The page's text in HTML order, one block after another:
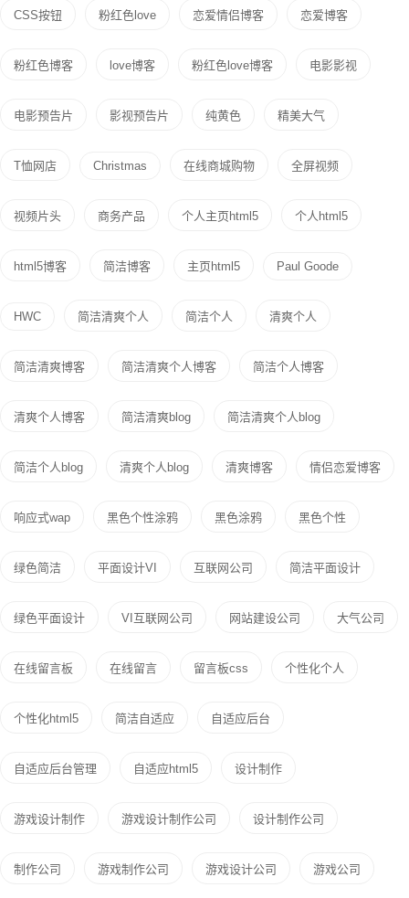
CSS按钮 粉红色love 恋爱情侣博客 恋爱博客
粉红色博客 love博客 粉红色love博客 电影影视
电影预告片 影视预告片 纯黄色 精美大气
T恤网店 Christmas 在线商城购物 全屏视频
视频片头 商务产品 个人主页html5 个人html5
html5博客 简洁博客 主页html5 Paul Goode
HWC 简洁清爽个人 简洁个人 清爽个人
简洁清爽博客 简洁清爽个人博客 简洁个人博客
清爽个人博客 简洁清爽blog 简洁清爽个人blog
简洁个人blog 清爽个人blog 清爽博客 情侣恋爱博客
响应式wap 黑色个性涂鸦 黑色涂鸦 黑色个性
绿色简洁 平面设计VI 互联网公司 简洁平面设计
绿色平面设计 VI互联网公司 网站建设公司 大气公司
在线留言板 在线留言 留言板css 个性化个人
个性化html5 简洁自适应 自适应后台
自适应后台管理 自适应html5 设计制作
游戏设计制作 游戏设计制作公司 设计制作公司
制作公司 游戏制作公司 游戏设计公司 游戏公司